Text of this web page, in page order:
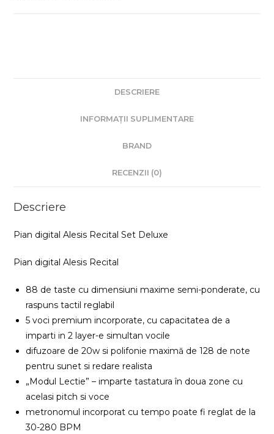
DESCRIERE
INFORMAȚII SUPLIMENTARE
BRAND
RECENZII (0)
Descriere
Pian digital Alesis Recital Set Deluxe
Pian digital Alesis Recital
88 de taste cu dimensiuni maxime semi-ponderate, cu
raspuns tactil reglabil
5 voci premium incorporate, cu capacitatea de a
imparti in 2 layer-e simultan vocile
difuzoare de 20w si polifonie maximă de 128 de note
pentru sunet si redare realista
„Modul Lectie” – imparte tastatura în doua zone cu
acelasi pitch si voce
metronomul incorporat cu tempo poate fi reglat de la
30-280 BPM